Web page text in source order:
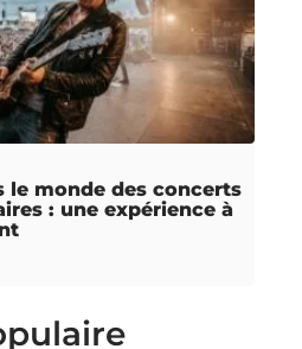
le monde des concerts
: une expérience à